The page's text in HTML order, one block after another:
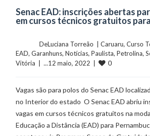
Senac EAD: inscrições abertas
em cursos técnicos gratuitos
	    	DeLuciana Torreão  |
Caruaru, Curso
EAD, Garanhuns, Notícias, Paulista, Petrolina,
Vitória
  |  ...12 maio, 2022  |
0
Vagas são para polos do Senac EAD
no Interior do estado O Senac EAD abriu
vagas em cursos técnicos gratuitos na
Educação a Distância (EAD) para